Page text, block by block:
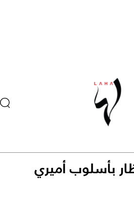
بأسلوب أميري